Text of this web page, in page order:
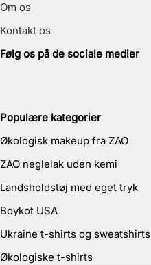
Om os
Kontakt os
Følg os på de sociale medier
Populære kategorier
Økologisk makeup fra ZAO
ZAO neglelak uden kemi
Landsholdstøj med eget tryk
Boykot USA
Ukraine t-shirts og sweatshirts
Økologiske t-shirts